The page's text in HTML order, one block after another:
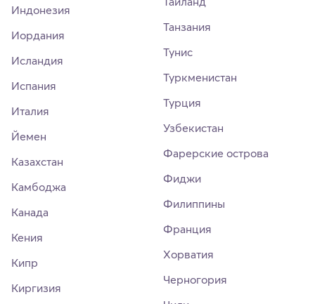
Индонезия
Иордания
Исландия
Испания
Италия
Йемен
Казахстан
Камбоджа
Канада
Кения
Кипр
Киргизия
Танзания
Тунис
Туркменистан
Турция
Узбекистан
Фарерские острова
Фиджи
Филиппины
Франция
Хорватия
Черногория